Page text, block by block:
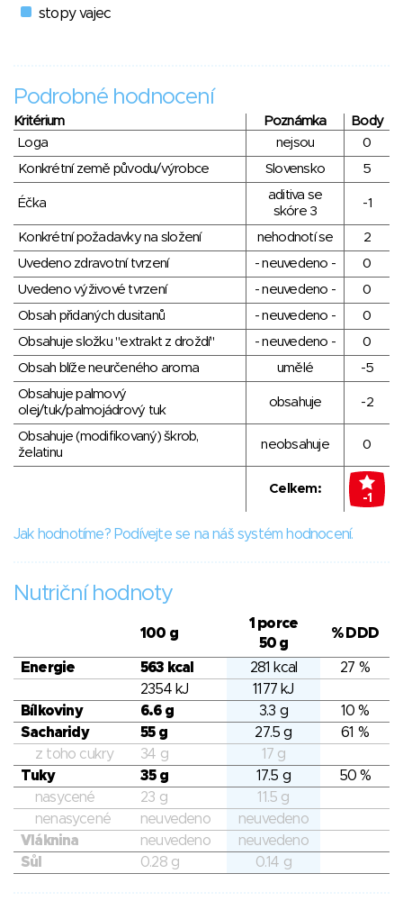
stopy vajec
Podrobné hodnocení
Kritérium Poznámka
Body
Loga
nejsou
0
Konkrétní země původu/výrobce
Slovensko 5
Éčka
aditiva se
skóre 3
-1
Konkrétní požadavky na složení nehodnotí se
2
Uvedeno zdravotní tvrzení
- neuvedeno -
0
Uvedeno výživové tvrzení
- neuvedeno -
0
Obsah přidaných dusitanů
- neuvedeno -
0
Obsahuje složku "extrakt z droždí"
- neuvedeno -
0
Obsah blíže neurčeného aroma
umělé
-5
Obsahuje palmový
olej/tuk/palmojádrový tuk
obsahuje -2
Obsahuje (modifikovaný) škrob,
želatinu
neobsahuje 0
Celkem:
-1
Jak hodnotíme? Podívejte se na náš systém hodnocení.
Nutriční hodnoty
100 g
1 porce
50 g
% DDD
Energie 563 kcal 281 kcal
27 %
2354 kJ
1177 kJ
Bílkoviny
6.6 g 3.3 g
10 %
Sacharidy
55 g 27.5 g
61 %
z toho cukry
34 g
17 g
Tuky
35 g 17.5 g
50 %
nasycené
23 g
11.5 g
nenasycené
neuvedeno
neuvedeno
Vláknina
neuvedeno
neuvedeno
Sůl
0.28 g 0.14 g